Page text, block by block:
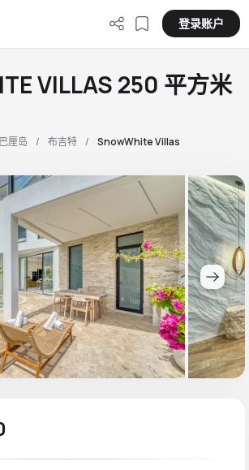
登录账户
VILLAS 250 平方米
巴厘岛 布吉特 SnowWhite Villas